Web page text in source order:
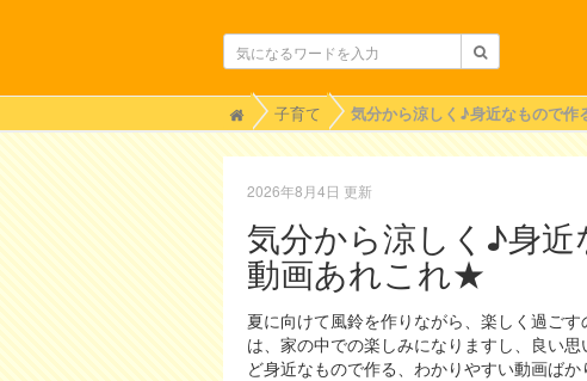
H
o
m
子育て
2026年8月4日 更新
気分から涼しく♪身
動画あれこれ★
夏に向けて風鈴を作りながら、楽しく過ご
は、家の中での楽しみになりますし、良い
ど身近なもので作る、わかりやすい動画ば